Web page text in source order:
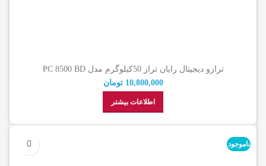
ترازو دیجیتال رایان تراز 50کیلوگرم مدل PC 8500 BD
10,800,000 تومان
اطلاعات بیشتر
ناموجود